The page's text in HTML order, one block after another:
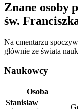
Znane osoby
św.
Na cmentarzu
głównie ze świata
Naukowcy
Osoba
Stanisław